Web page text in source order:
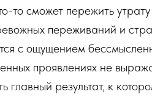
то сможет пережить
переживаний и
с ощущением
проявлениях не
главный результат, к